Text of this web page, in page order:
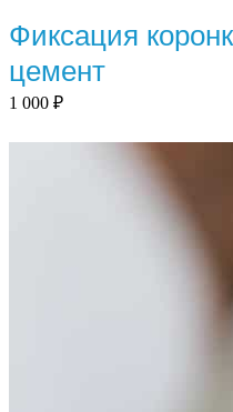
Фиксация
цемент
1 000 ₽